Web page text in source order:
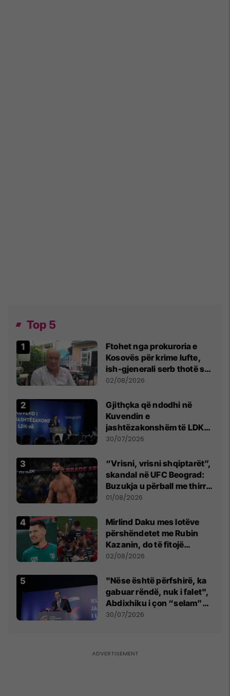
Top 5
Ftohet nga prokuroria e
Kosovës për krime lufte,
ish-gjenerali serb thotë se
dikush e tradhtoi në
02/08/2026
Gjithçka që ndodhi në
Kuvendin e
jashtëzakonshëm të LDK-
së
30/07/2026
“Vrisni, vrisni shqiptarët”,
skandal në UFC Beograd:
Buzukja u përball me thirrje
anti-shqiptare nga
01/08/2026
Mirlind Daku mes lotëve
përshëndetet me Rubin
Kazanin, do të fitojë
miliona te Spartak Moska
02/08/2026
"Nëse është përfshirë, ka
gabuar rëndë, nuk i falet",
Abdixhiku i çon “selam”
Përparim Ramës
30/07/2026